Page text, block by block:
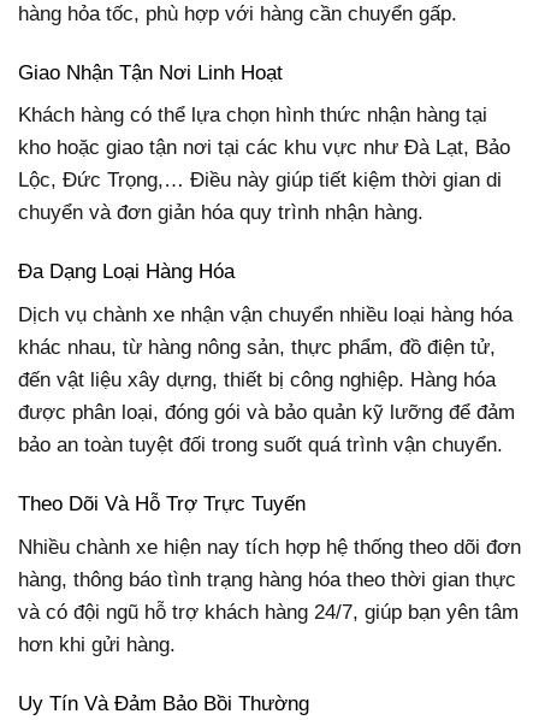
hàng hỏa tốc, phù hợp với hàng cần chuyển gấp.
Giao Nhận Tận Nơi Linh Hoạt
Khách hàng có thể lựa chọn hình thức nhận hàng tại
kho hoặc giao tận nơi tại các khu vực như Đà Lạt, Bảo
Lộc, Đức Trọng,… Điều này giúp tiết kiệm thời gian di
chuyển và đơn giản hóa quy trình nhận hàng.
Đa Dạng Loại Hàng Hóa
Dịch vụ chành xe nhận vận chuyển nhiều loại hàng hóa
khác nhau, từ hàng nông sản, thực phẩm, đồ điện tử,
đến vật liệu xây dựng, thiết bị công nghiệp. Hàng hóa
được phân loại, đóng gói và bảo quản kỹ lưỡng để đảm
bảo an toàn tuyệt đối trong suốt quá trình vận chuyển.
Theo Dõi Và Hỗ Trợ Trực Tuyến
Nhiều chành xe hiện nay tích hợp hệ thống theo dõi đơn
hàng, thông báo tình trạng hàng hóa theo thời gian thực
và có đội ngũ hỗ trợ khách hàng 24/7, giúp bạn yên tâm
hơn khi gửi hàng.
Uy Tín Và Đảm Bảo Bồi Thường